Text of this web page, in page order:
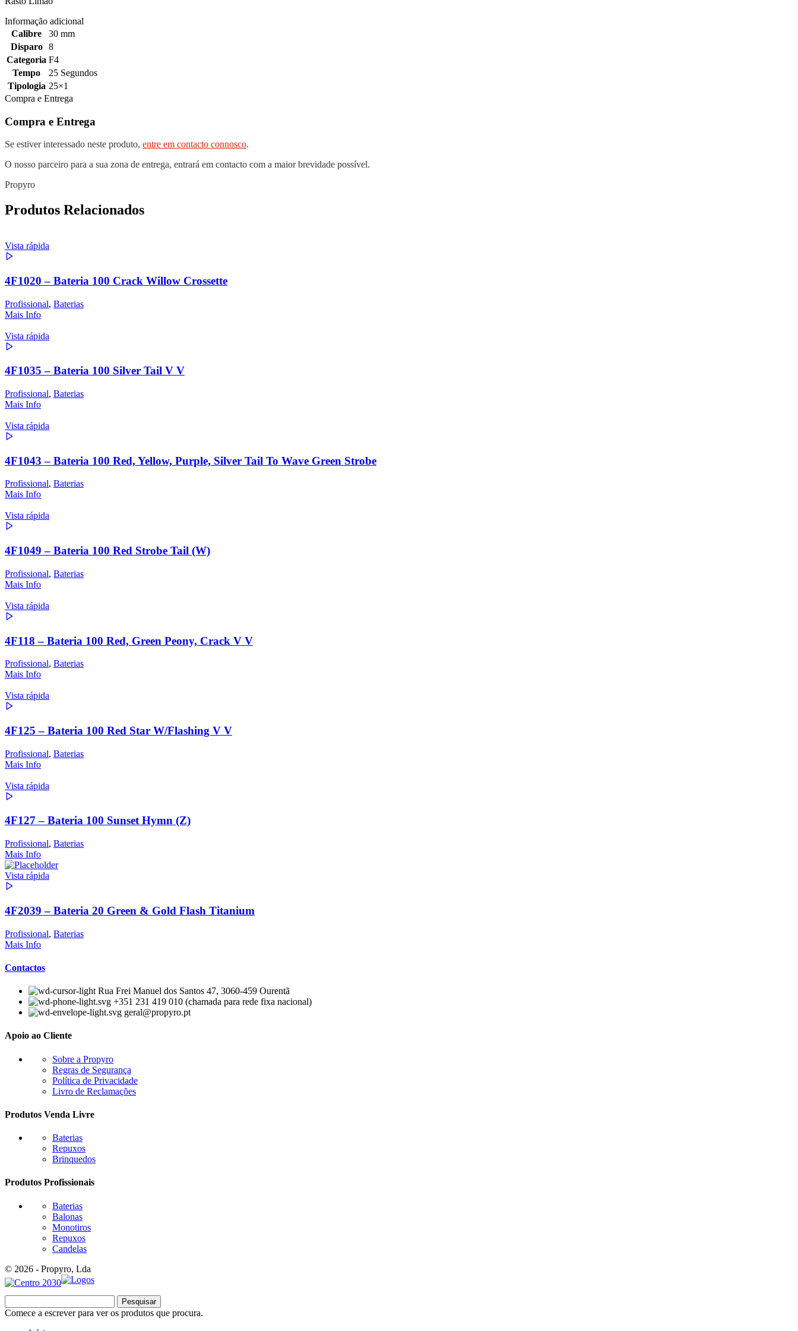
Informação adicional
Calibre
30 mm
Disparo
8
Categoria F4
Tempo
25 Segundos
Tipologia 25×1
Compra e Entrega
Compra e Entrega
Se estiver interessado neste produto, entre em contacto connosco.
O nosso parceiro para a sua zona de entrega, entrará em contacto com a maior brevidade possível.
Propyro
Produtos Relacionados
Vista rápida
4F1020 – Bateria 100 Crack Willow Crossette
Profissional, Baterias
Mais Info
Vista rápida
4F1035 – Bateria 100 Silver Tail V V
Profissional, Baterias
Mais Info
Vista rápida
4F1043 – Bateria 100 Red, Yellow, Purple, Silver Tail To Wave Green Strobe
Profissional, Baterias
Mais Info
Vista rápida
4F1049 – Bateria 100 Red Strobe Tail (W)
Profissional, Baterias
Mais Info
Vista rápida
4F118 – Bateria 100 Red, Green Peony, Crack V V
Profissional, Baterias
Mais Info
Vista rápida
4F125 – Bateria 100 Red Star W/Flashing V V
Profissional, Baterias
Mais Info
Vista rápida
4F127 – Bateria 100 Sunset Hymn (Z)
Profissional, Baterias
Mais Info
Vista rápida
4F2039 – Bateria 20 Green & Gold Flash Titanium
Profissional, Baterias
Mais Info
Contactos
Rua Frei Manuel dos Santos 47, 3060-459 Ourentã​
+351 231 419 010 (chamada para rede fixa nacional)
geral@propyro.pt
Apoio ao Cliente
Sobre a Propyro
Regras de Segurança
Política de Privacidade
Livro de Reclamações
Produtos Venda Livre
Baterias
Repuxos
Brinquedos
Produtos Profissionais
Baterias
Balonas
Monotiros
Repuxos
Candelas
© 2026 - Propyro, Lda
Pesquisar
Comece a escrever para ver os produtos que procura.